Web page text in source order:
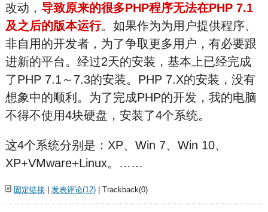
改动， 导致原来的很多PHP程序无法在PHP 7.1
及之后的版本运行。如果作为为用户提供程序、
非自用的开发者，为了争取更多用户，有必要跟
进新的平台。经过2天的安装，基本上已经完成
了PHP 7.1～7.3的安装。PHP 7.X的安装，没有
想象中的顺利。为了完成PHP的开发，我的电脑
不得不使用4块硬盘，安装了4个系统。
这4个系统分别是：XP、Win 7、Win 10、
XP+VMware+Linux。……
固定链接| 发表评论(12)| Trackback(0)